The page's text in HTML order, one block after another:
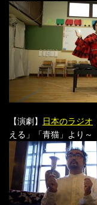
【演劇】 日本のラジオ
える」「青猫」より～